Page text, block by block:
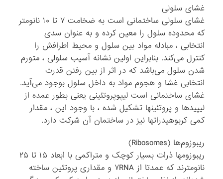
غشای سلولی
غشای سلولی ساختمانی است به ضخامت ۷ تا ۱۰ نانومتر
که محدوده سلول را معین کرده و به عنوان سدی
انتخابی ، مبادله مواد بین سلول و محیط اطرافش را
کنترل می‌کند. بنابراین اولین نشانه آسیب سلولی ، متورم
شدن سلول می‌باشد که در اثر از بین رفتن قدرت
انتخابی غشا و هجوم مواد به داخل سلول بوجود می‌آید.
غشای ساختمانی است لیپوپروتئینی یعنی بطور عمده از
لیپیدها و پروتئینها تشکیل شده ، با وجود این ، مقدار
کمی کربوهیدراتها نیز در ساختمان آن شرکت دارد.
ریبوزوم‌ها (Ribosomes)
ریبوزومها ذرات بسیار کوچک و متراکمی با ابعاد ۱۵ تا ۲۵
نانومترند که عمدتا از ۷RNA و مقداری پروتئین ساخته